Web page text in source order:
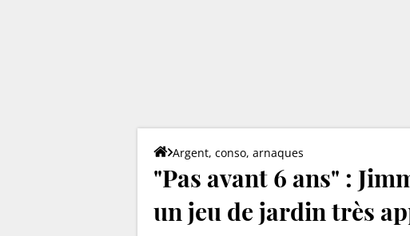
Argent, conso, arnaques
"Pas avant 6 ans" :
un jeu de jardin très